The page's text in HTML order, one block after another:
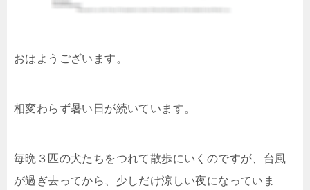
おはようございます。
相変わらず暑い日が続いています。
毎晩３匹の犬たちをつれて散歩にいくのですが、台風
が過ぎ去ってから、少しだけ涼しい夜になっていま